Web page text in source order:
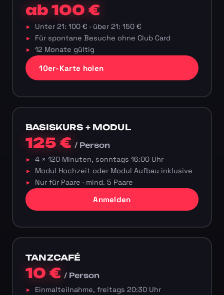
ab 100 €
Unter 21: 100 € · über 21: 150 €
Für spontane Besuche ohne Club Card
12 Monate gültig
10er-Karte holen
BASISKURS + MODUL
125 €/ Person
4 × 120 Minuten, sonntags 16:00 Uhr
Modul Hochzeit oder Modul Aufbau inklusive
Nur für Paare · mind. 5 Paare
Anmelden
TANZCAFÉ
10 €/ Person
Einmalteilnahme, freitags 20:30 Uhr